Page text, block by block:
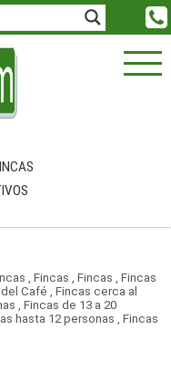
, Fincas , Fincas , Fincas
Café , Fincas cerca al
, Fincas de 13 a 20
hasta 12 personas , Fincas